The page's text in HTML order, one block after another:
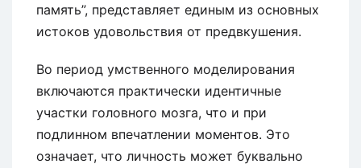
память”, представляет единым из основных
истоков удовольствия от предвкушения.
Во период умственного моделирования
включаются практически идентичные
участки головного мозга, что и при
подлинном впечатлении моментов. Это
означает, что личность может буквально